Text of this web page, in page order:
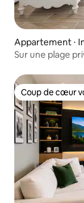
Appartement ⋅
Sur une plage
Coup de cœur
Coup de cœur